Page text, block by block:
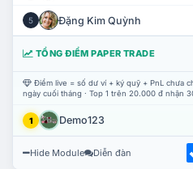
5 Đặng Kim Quỳnh
TỔNG ĐIỂM PAPER TRADE
Điểm live = số dư ví + ký quỹ + PnL chưa
ngày cuối tháng · Top 1 trên 20.000 đ nhận
1 Demo123
Hide Module Diễn đàn